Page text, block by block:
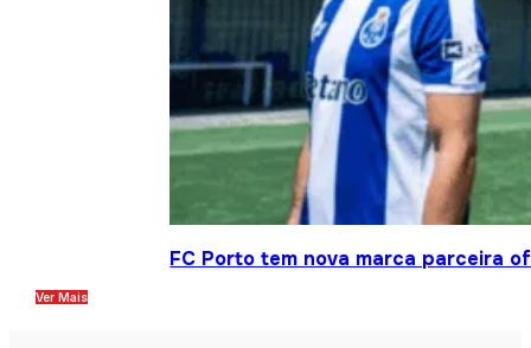
FC Porto tem nova marca parceira
Ver Mais